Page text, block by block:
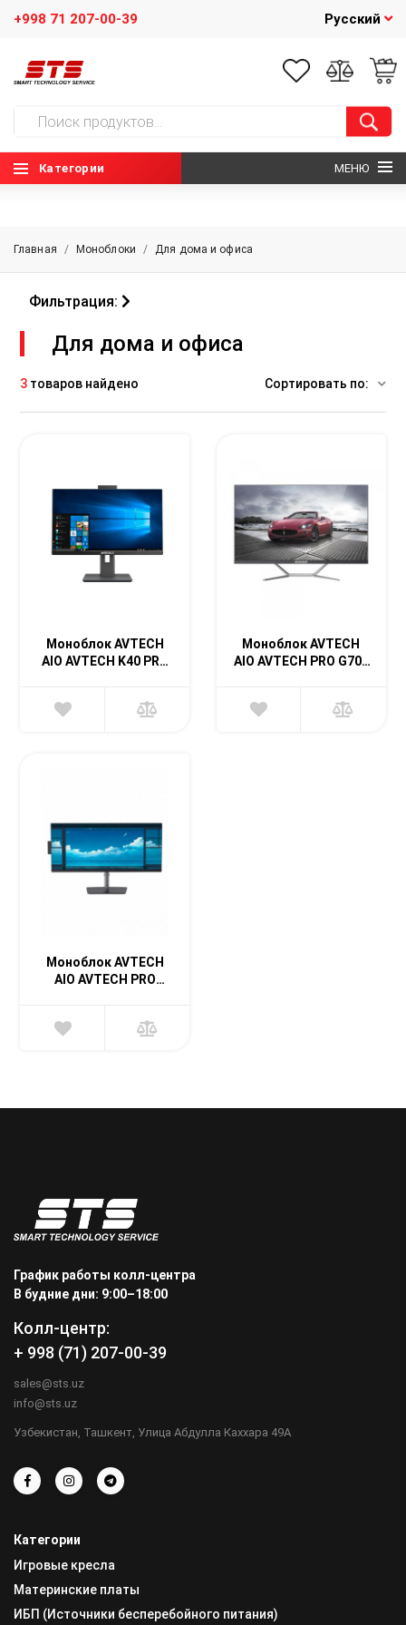
+998 71 207-00-39 Русский
Категории МЕНЮ
НОВОСТИ
КОНТАКТЫ
Главная / Моноблоки / Для дома и офиса
Фильтрация:
Для дома и офиса
3 товаров найдено Сортировать по:
Моноблок AVTECH
AIO AVTECH K40 PRO
Моноблок AVTECH
AIO AVTECH PRO G700
Моноблок AVTECH
AIO AVTECH PRO
График работы колл-центра
В будние дни: 9:00–18:00
Колл-центр:
+ 998 (71) 207-00-39
sales@sts.uz
info@sts.uz
Узбекистан, Ташкент, Улица Абдулла Каххара 49А
Категории
Игровые кресла
Материнские платы
ИБП (Источники бесперебойного питания)